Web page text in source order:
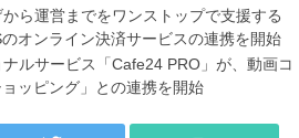
ら運営までをワンストップで支援する
のオンライン決済サービスの連携を開始
ルサービス「Cafe24 PRO」が、動画コ
ッピング」との連携を開始